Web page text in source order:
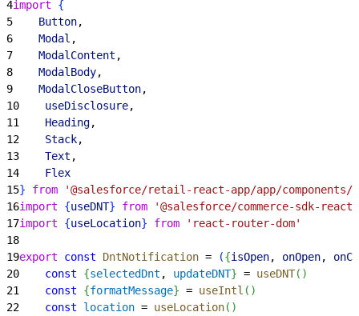
4import
{
5
    Button
,
6
    Modal
,
7
    ModalContent
,
8
    ModalBody
,
9
    ModalCloseButton
,
10
    useDisclosure
,
11
    Heading
,
12
    Stack
,
13
    Text
,
14
    Flex
15} from '@salesforce/retail-react-app/app/
16import {useDNT} from '@salesforce/commerce-sdk-react'
17import {useLocation} from 'react-router-dom'
18
19export const DntNotification = ({isOpen, onOpen,
20
    const
{selectedDnt , updateDNT} = useDNT( )
21
    const
{formatMessage} = useIntl ( )
22
    const
location = useLocation( )